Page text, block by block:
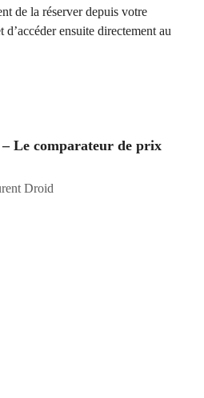
de la réserver depuis votre
ensuite directement au
Le comparateur de prix
Droid